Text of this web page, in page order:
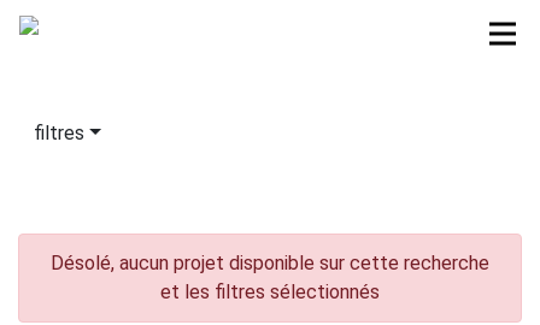
filtres
Désolé, aucun projet disponible sur cette recherche
et les filtres sélectionnés